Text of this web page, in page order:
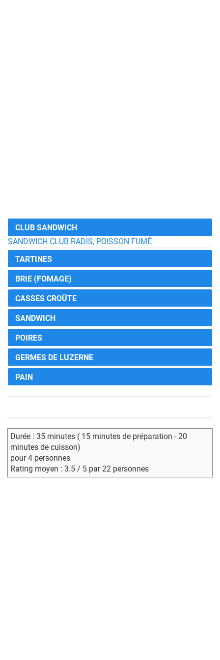
CLUB SANDWICH
SANDWICH CLUB RADIS, POISSON FUMÉ
TARTINES
BRIE (FOMAGE)
CASSES CROÛTE
SANDWICH
POIRES
GERMES DE LUZERNE
PAIN
Durée : 35 minutes ( 15 minutes de préparation - 20
minutes de cuisson)
pour 4 personnes
Rating moyen : 3.5 / 5 par 22 personnes